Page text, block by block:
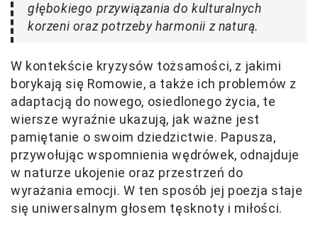
głębokiego przywiązania do kulturalnych
korzeni oraz potrzeby harmonii z naturą.
W kontekście kryzysów tożsamości, z jakimi
borykają się Romowie, a także ich problemów z
adaptacją do nowego, osiedlonego życia, te
wiersze wyraźnie ukazują, jak ważne jest
pamiętanie o swoim dziedzictwie. Papusza,
przywołując wspomnienia wędrówek, odnajduje
w naturze ukojenie oraz przestrzeń do
wyrażania emocji. W ten sposób jej poezja staje
się uniwersalnym głosem tęsknoty i miłości.